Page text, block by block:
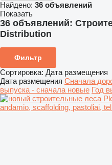
Найдено: 36 объявлений
Показать
36 объявлений:
Distribution
Фильтр
Сортировка: Дата размещения
Дата размещения Сначала
выпуска - сначала новые Год